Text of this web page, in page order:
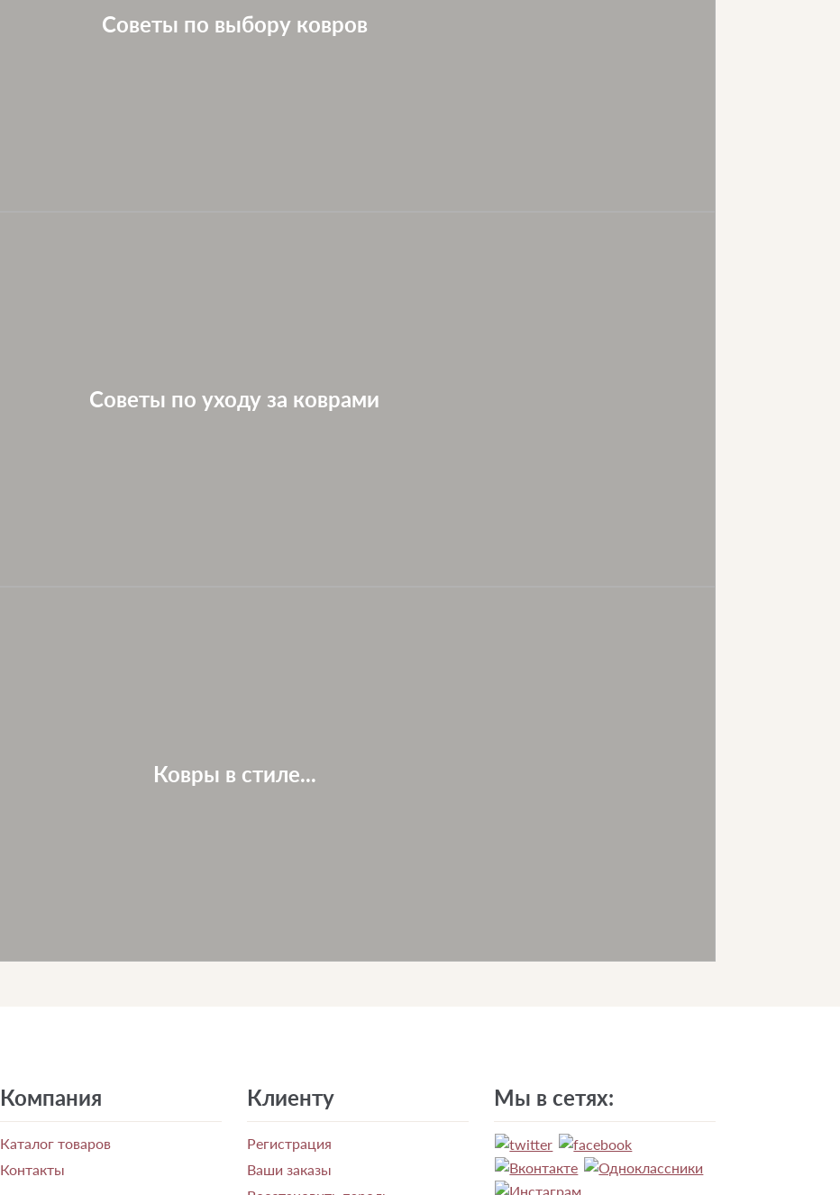
Советы по выбору ковров
Советы по уходу за коврами
Ковры в стиле...
Компания
Каталог товаров
Контакты
Клиенту
Регистрация
Ваши заказы
Мы в сетях: